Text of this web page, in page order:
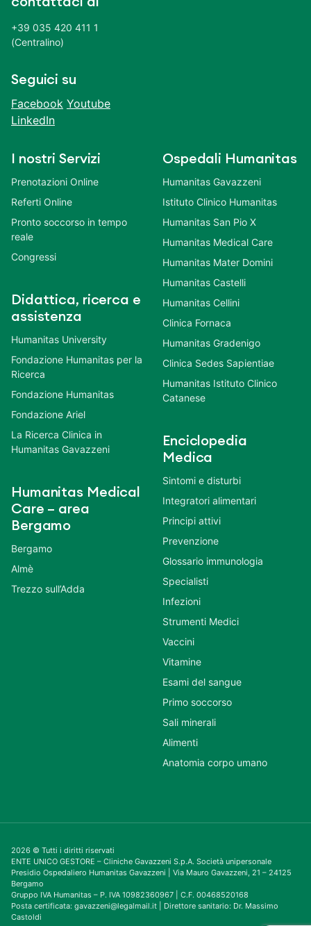
+39 035 420 411 1
(Centralino)
Seguici su
Facebook Youtube
LinkedIn
I nostri Servizi
Prenotazioni Online
Referti Online
Pronto soccorso in tempo
reale
Congressi
Didattica, ricerca e
assistenza
Humanitas University
Fondazione Humanitas per la
Ricerca
Fondazione Humanitas
Fondazione Ariel
La Ricerca Clinica in
Humanitas Gavazzeni
Humanitas Medical
Care – area
Bergamo
Bergamo
Almè
Trezzo sull’Adda
Ospedali Humanitas
Humanitas Gavazzeni
Istituto Clinico Humanitas
Humanitas San Pio X
Humanitas Medical Care
Humanitas Mater Domini
Humanitas Castelli
Humanitas Cellini
Clinica Fornaca
Humanitas Gradenigo
Clinica Sedes Sapientiae
Humanitas Istituto Clinico
Catanese
Enciclopedia
Medica
Sintomi e disturbi
Integratori alimentari
Principi attivi
Prevenzione
Glossario immunologia
Specialisti
Infezioni
Strumenti Medici
Vaccini
Vitamine
Esami del sangue
Primo soccorso
Sali minerali
Alimenti
Anatomia corpo umano
2026 © Tutti i diritti riservati
ENTE UNICO GESTORE – Cliniche Gavazzeni S.p.A. Società unipersonale
Presidio Ospedaliero Humanitas Gavazzeni | Via Mauro Gavazzeni, 21 – 24125
Bergamo
Gruppo IVA Humanitas – P. IVA 10982360967 | C.F. 00468520168
Posta certificata: gavazzeni@legalmail.it | Direttore sanitario: Dr. Massimo
Castoldi